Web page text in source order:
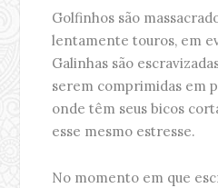
Golfinhos são
lentamente touros, em
Galinhas são
serem comprimidas em
onde têm seus bicos
esse mesmo estresse.
No momento em que